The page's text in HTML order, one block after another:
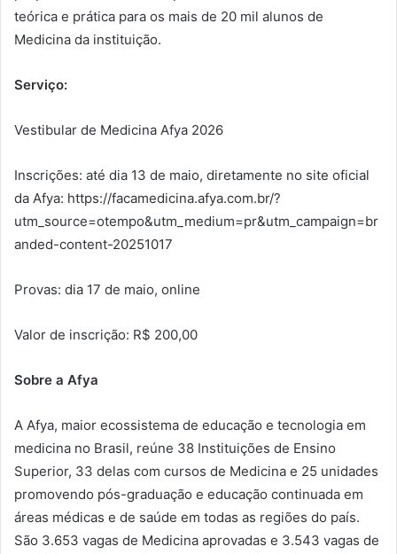
teórica e prática para os mais de 20 mil alunos de
Medicina da instituição.
Serviço:
Vestibular de Medicina Afya 2026
Inscrições: até dia 13 de maio, diretamente no site oficial
da Afya: https://facamedicina.afya.com.br/?
utm_source=otempo&utm_medium=pr&utm_campaign=br
anded-content-20251017
Provas: dia 17 de maio, online
Valor de inscrição: R$ 200,00
Sobre a Afya
A Afya, maior ecossistema de educação e tecnologia em
medicina no Brasil, reúne 38 Instituições de Ensino
Superior, 33 delas com cursos de Medicina e 25 unidades
promovendo pós-graduação e educação continuada em
áreas médicas e de saúde em todas as regiões do país.
São 3.653 vagas de Medicina aprovadas e 3.543 vagas de